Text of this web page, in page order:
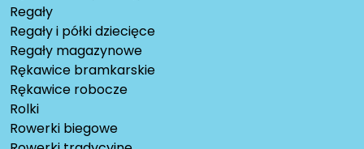
Regały
Regały i półki dziecięce
Regały magazynowe
Rękawice bramkarskie
Rękawice robocze
Rolki
Rowerki biegowe